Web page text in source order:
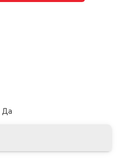
Да